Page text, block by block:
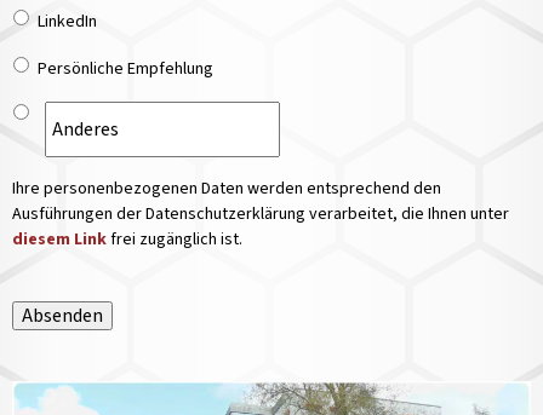
LinkedIn
Persönliche Empfehlung
Ihre personenbezogenen Daten werden entsprechend den
Ausführungen der Datenschutzerklärung verarbeitet, die Ihnen unter
diesem Linkfrei zugänglich ist.
Absenden